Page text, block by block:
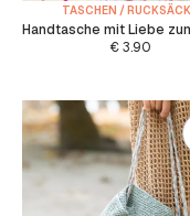
TASCHEN /
Handtasche mit Liebe
€3.90